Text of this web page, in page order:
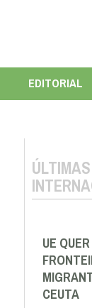
EDITORIAL
UE
CEUTA